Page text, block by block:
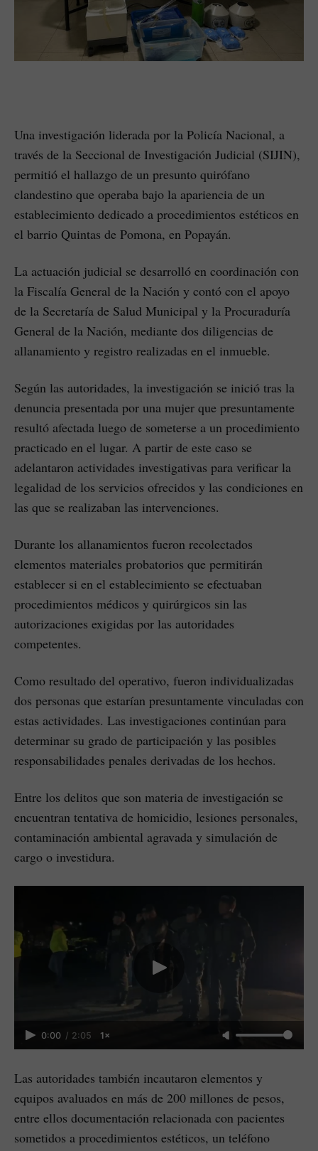
Una investigación liderada por la Policía Nacional, a
través de la Seccional de Investigación Judicial (SIJIN),
permitió el hallazgo de un presunto quirófano
clandestino que operaba bajo la apariencia de un
establecimiento dedicado a procedimientos estéticos en
el barrio Quintas de Pomona, en Popayán.
La actuación judicial se desarrolló en coordinación con
la Fiscalía General de la Nación y contó con el apoyo
de la Secretaría de Salud Municipal y la Procuraduría
General de la Nación, mediante dos diligencias de
allanamiento y registro realizadas en el inmueble.
Según las autoridades, la investigación se inició tras la
denuncia presentada por una mujer que presuntamente
resultó afectada luego de someterse a un procedimiento
practicado en el lugar. A partir de este caso se
adelantaron actividades investigativas para verificar la
legalidad de los servicios ofrecidos y las condiciones en
las que se realizaban las intervenciones.
Durante los allanamientos fueron recolectados
elementos materiales probatorios que permitirán
establecer si en el establecimiento se efectuaban
procedimientos médicos y quirúrgicos sin las
autorizaciones exigidas por las autoridades
competentes.
Como resultado del operativo, fueron individualizadas
dos personas que estarían presuntamente vinculadas con
estas actividades. Las investigaciones continúan para
determinar su grado de participación y las posibles
responsabilidades penales derivadas de los hechos.
Entre los delitos que son materia de investigación se
encuentran tentativa de homicidio, lesiones personales,
contaminación ambiental agravada y simulación de
cargo o investidura.
0:00 / 2:05 1×
Las autoridades también incautaron elementos y
equipos avaluados en más de 200 millones de pesos,
entre ellos documentación relacionada con pacientes
sometidos a procedimientos estéticos, un teléfono